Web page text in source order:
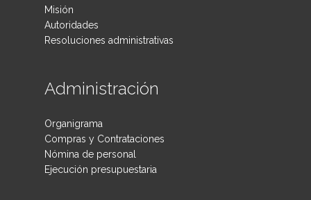
Misión
Autoridades
Resoluciones administrativas
Administración
Organigrama
Compras y Contrataciones
Nómina de personal
Ejecución presupuestaria